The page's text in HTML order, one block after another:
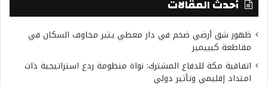
أحدث المقالات
ظهور شق أرضي ضخم في دار معطي يثير مخاوف السكان في
مقاطعة كيبيمير
اتفاقية مكة للدفاع المشترك: نواة منظومة ردع استراتيجية ذات
امتداد إقليمي وتأثير دولي